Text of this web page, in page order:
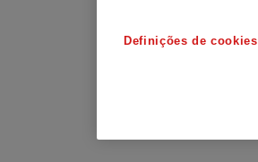
Definições de cookies